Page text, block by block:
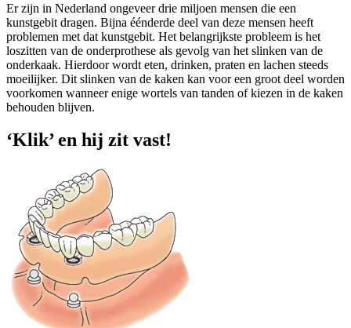
Er zijn in Nederland ongeveer drie miljoen mensen die een
kunstgebit dragen. Bijna éénderde deel van deze mensen heeft
problemen met dat kunstgebit. Het belangrijkste probleem is het
loszitten van de onderprothese als gevolg van het slinken van de
onderkaak. Hierdoor wordt eten, drinken, praten en lachen steeds
moeilijker. Dit slinken van de kaken kan voor een groot deel worden
voorkomen wanneer enige wortels van tanden of kiezen in de kaken
behouden blijven.
‘Klik’ en hij zit vast!